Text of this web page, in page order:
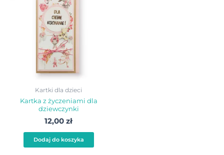
Kartki dla dzieci
Kartka z życzeniami dla
dziewczynki
12,00 zł
Dodaj do koszyka